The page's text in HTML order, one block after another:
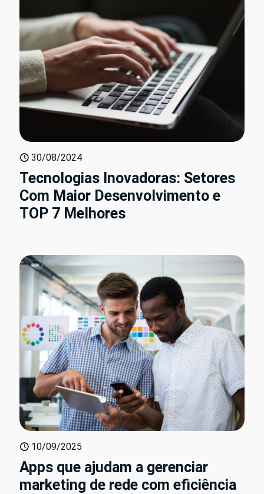
30/08/2024
Tecnologias Inovadoras: Setores
Com Maior Desenvolvimento e
TOP 7 Melhores
10/09/2025
Apps que ajudam a gerenciar
marketing de rede com eficiência